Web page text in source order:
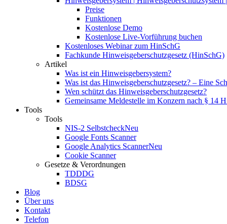
Preise
Funktionen
Kostenlose Demo
Kostenlose Live-Vorführung buchen
Kostenloses Webinar zum HinSchG
Fachkunde Hinweisgeberschutzgesetz (HinSchG)
Artikel
Was ist ein Hinweisgebersystem?
Was ist das Hinweisgeberschutzgesetz? – Eine
Wen schützt das Hinweisgeberschutzgesetz?
Gemeinsame Meldestelle im Konzern nach § 14
Tools
Tools
NIS-2 SelbstcheckNeu
Google Fonts Scanner
Google Analytics ScannerNeu
Cookie Scanner
Gesetze & Verordnungen
TDDDG
BDSG
Blog
Über uns
Kontakt
Telefon